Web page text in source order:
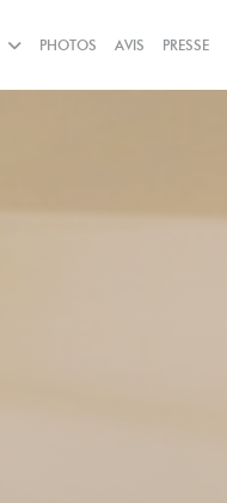
PHOTOS AVIS PRESSE